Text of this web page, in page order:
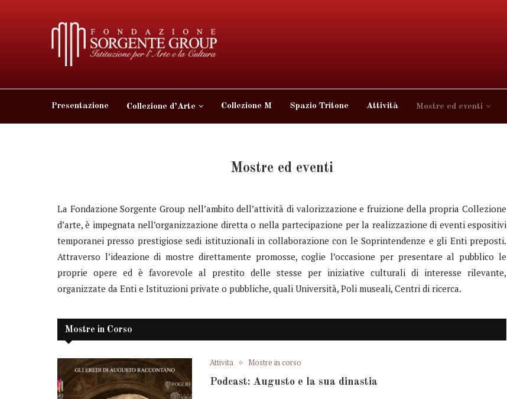
Presentazione Collezione d’Arte Collezione M Spazio Tritone Attività Mostre ed eventi
Mostre ed eventi
La Fondazione Sorgente Group nell’ambito dell’attività di valorizzazione e fruizione della propria Collezione
d’arte, è impegnata nell’organizzazione diretta o nella partecipazione per la realizzazione di eventi espositivi
temporanei presso prestigiose sedi istituzionali in collaborazione con le Soprintendenze e gli Enti preposti.
Attraverso l’ideazione di mostre direttamente promosse, coglie l’occasione per presentare al pubblico le
proprie opere ed è favorevole al prestito delle stesse per iniziative culturali di interesse rilevante,
organizzate da Enti e Istituzioni private o pubbliche, quali Università, Poli museali, Centri di ricerca.
Mostre in Corso
Attivita
Mostre in corso
Podcast: Augusto e la sua dinastia